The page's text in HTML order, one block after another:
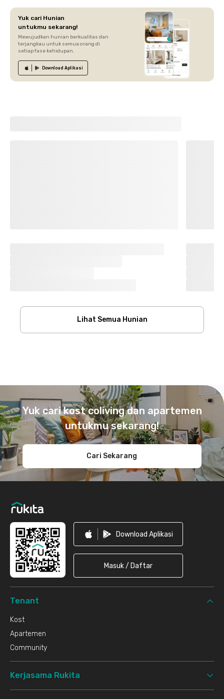
Yuk cari Hunian
untukmu sekarang!
Mewujudkan hunian berkualitas dan
terjangkau untuk semua orang di
setiap fase kehidupan.
Download Aplikasi
Lihat Semua Hunian
Yuk cari kost coliving dan apartemen
untukmu sekarang!
Cari Sekarang
Download Aplikasi
Masuk / Daftar
Tenant
Kost
Apartemen
Community
Kerjasama Rukita